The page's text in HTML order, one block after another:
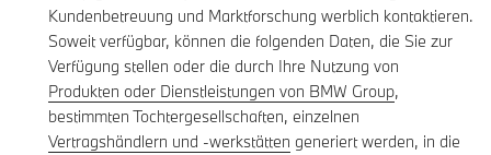
Kundenbetreuung und Marktforschung werblich kontaktieren.
Soweit verfügbar, können die folgenden Daten, die Sie zur
Verfügung stellen oder die durch Ihre Nutzung von
Produkten oder Dienstleistungen von BMW Group,
bestimmten Tochtergesellschaften, einzelnen
Vertragshändlern und -werkstätten generiert werden, in die